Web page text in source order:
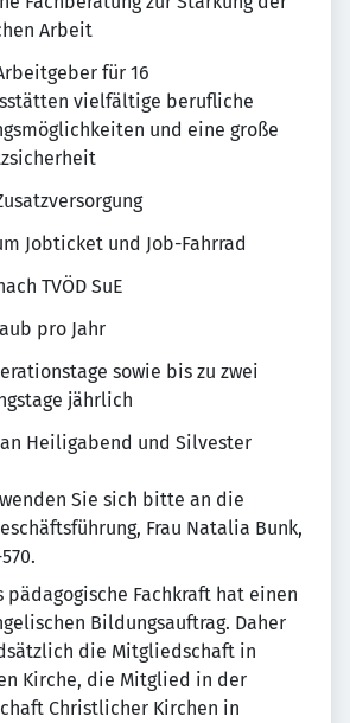
Arbeit
für 16
vielfältige berufliche
und eine große
Jobticket und Job-Fahrrad
TVÖD SuE
pro Jahr
sowie bis zu zwei
jährlich
Heiligabend und Silvester
Sie sich bitte an die
Frau Natalia Bunk,
pädagogische Fachkraft hat einen
Bildungsauftrag. Daher
die Mitgliedschaft in
Kirche, die Mitglied in der
Christlicher Kirchen in